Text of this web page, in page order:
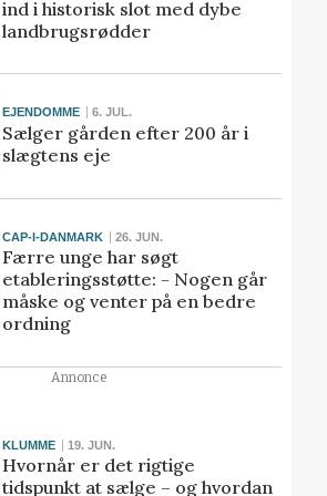
ind i historisk slot med dybe
landbrugsrødder
EJENDOMME 6. JUL.
Sælger gården efter 200 år i
slægtens eje
CAP-I-DANMARK 26. JUN.
Færre unge har søgt
etableringsstøtte: - Nogen går
måske og venter på en bedre
ordning
Annonce
KLUMME 19. JUN.
Hvornår er det rigtige
tidspunkt at sælge – og hvordan